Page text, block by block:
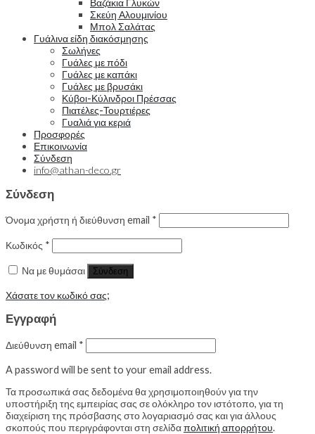
Σκεύη Αλουμινίου
Μπολ Σαλάτας
Γυάλινα είδη διακόσμησης
Σωλήνες
Γυάλες με πόδι
Γυάλες με καπάκι
Γυάλες με βρυσάκι
Κύβοι-Κύλινδροι Πρέσσας
Πιατέλες-Τουρτιέρες
Γυαλιά για κεριά
Προσφορές
Επικοινωνία
Σύνδεση
info@athan-deco.gr
Σύνδεση
Όνομα χρήστη ή διεύθυνση email *
Κωδικός *
Να με θυμάσαι Σύνδεση
Χάσατε τον κωδικό σας;
Εγγραφή
Διεύθυνση email *
A password will be sent to your email address.
Τα προσωπικά σας δεδομένα θα χρησιμοποιηθούν για την
υποστήριξη της εμπειρίας σας σε ολόκληρο τον ιστότοπο, για τη
διαχείριση της πρόσβασης στο λογαριασμό σας και για άλλους
σκοπούς που περιγράφονται στη σελίδαπολιτική απορρήτου.